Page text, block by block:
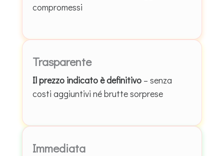
compromessi
Trasparente
Il prezzo indicato è definitivo – senza
costi aggiuntivi né brutte sorprese
Immediata